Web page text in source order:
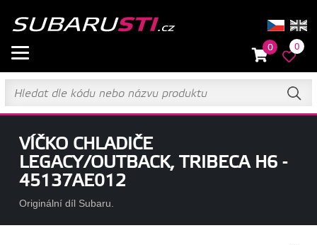
0 0
VÍČKO CHLADIČE
LEGACY/OUTBACK, TRIBECA H6 -
45137AE012
Originální díl Subaru.